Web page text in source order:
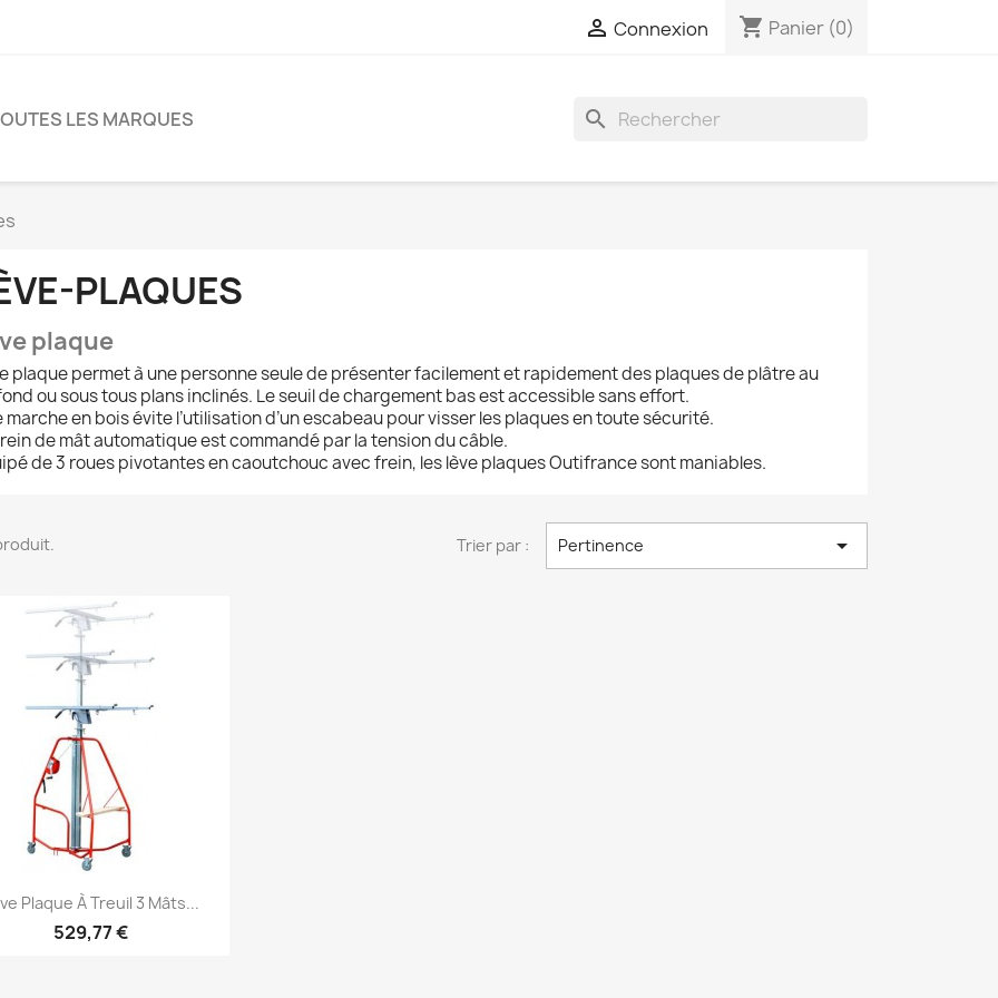
 Connexion shopping_cart Panier (0)
LES MARQUES search
PLAQUES
plaque
plaque permet à une personne seule de présenter facilement et rapidement des plaques de plâtre au
ou sous tous plans inclinés. Le seuil de chargement bas est accessible sans effort.
marche en bois évite l’utilisation d’un escabeau pour visser les plaques en toute sécurité.
de mât automatique est commandé par la tension du câble.
de 3 roues pivotantes en caoutchouc avec frein, les lève plaques Outifrance sont maniables.
Trier par : Pertinence 
Aperçu rapide
Plaque À Treuil 3 Mâts...
529,77 €